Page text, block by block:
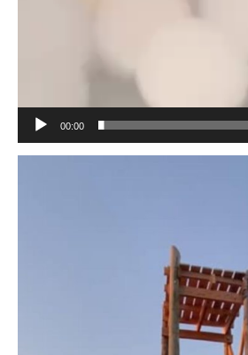
00:00